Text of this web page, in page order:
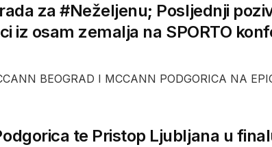
za #Neželjenu; Posljednji
iz osam zemalja na SPORTO
BEOGRAD I MCCANN PODGORICA NA
te Pristop Ljubljana u